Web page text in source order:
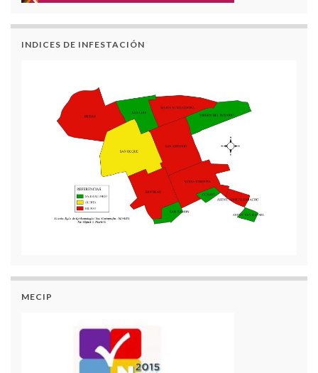
INDICES DE INFESTACIÓN
MECIP